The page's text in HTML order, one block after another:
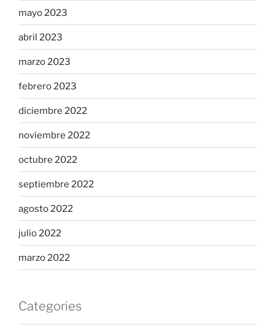
mayo 2023
abril 2023
marzo 2023
febrero 2023
diciembre 2022
noviembre 2022
octubre 2022
septiembre 2022
agosto 2022
julio 2022
marzo 2022
Categories